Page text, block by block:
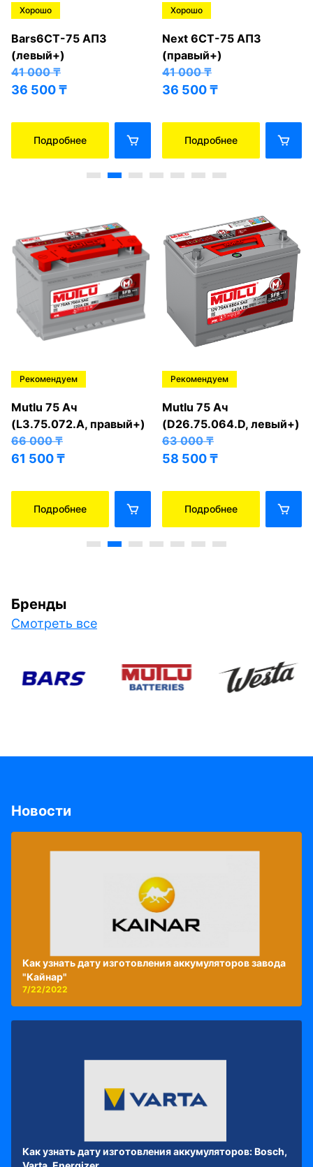
Хорошо
Bars6СТ-75 АПЗ
(левый+)
41 000₸
36 500₸
Подробнее
Хорошо
Next 6СТ-75 АПЗ
(правый+)
41 000₸
36 500₸
Подробнее
Рекомендуем
Mutlu 75 Ач
(L3.75.072.A, правый+)
66 000₸
61 500₸
Подробнее
Рекомендуем
Mutlu 75 Ач
(D26.75.064.D, левый+)
63 000₸
58 500₸
Подробнее
Бренды
Смотреть все
Новости
Как узнать дату изготовления аккумуляторов завода
"Кайнар"
7/22/2022
Как узнать дату изготовления аккумуляторов: Bosch,